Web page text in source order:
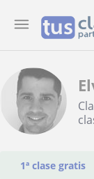
1ª clase gratis